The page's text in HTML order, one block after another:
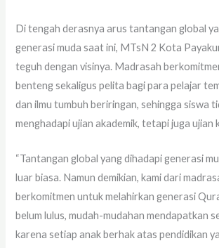
Di tengah derasnya arus tantangan global
generasi muda saat ini, MTsN 2 Kota
teguh dengan visinya. Madrasah
benteng sekaligus pelita bagi para pelajar
dan ilmu tumbuh beriringan, sehingga siswa
menghadapi ujian akademik, tetapi juga ujian
“Tantangan global yang dihadapi generasi
luar biasa. Namun demikian, kami dari
berkomitmen untuk melahirkan generasi
belum lulus, mudah-mudahan mendapatkan
karena setiap anak berhak atas pendidikan